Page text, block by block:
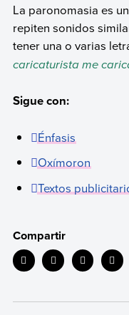
La paronomasia es
repiten sonidos
tener una o varias
caricaturista me
Sigue con:
Énfasis
Oxímoron
Textos
Compartir